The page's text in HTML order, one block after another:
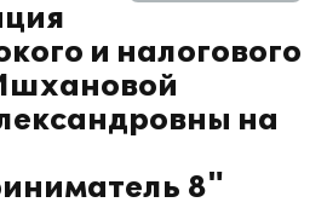
и налогового
на
8"